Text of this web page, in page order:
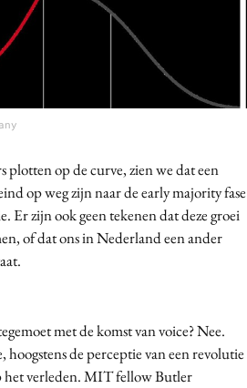
plotten op de curve, zien we dat een
op weg zijn naar de early majority fase
Er zijn ook geen tekenen dat deze groei
of dat ons in Nederland een ander
met de komst van voice? Nee.
de perceptie van een revolutie
het verleden. MIT fellow Butler